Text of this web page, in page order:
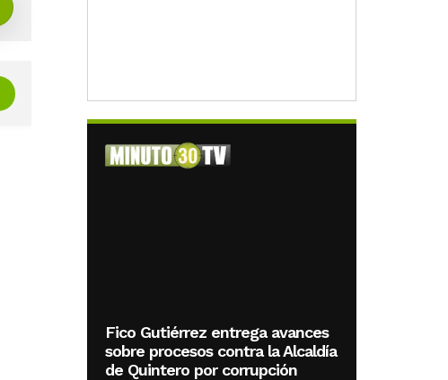
Fico Gutiérrez entrega avances
sobre procesos contra la Alcaldía
de Quintero por corrupción